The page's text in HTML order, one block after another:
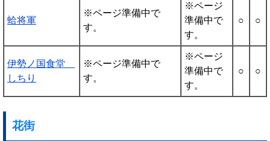
蛤将軍
※ページ準備中で
す。
※ページ
準備中で
す。
○ ○
伊勢ノ国食堂
しちり
※ページ準備中で
す。
※ページ
準備中で
す。
○ ○
花街